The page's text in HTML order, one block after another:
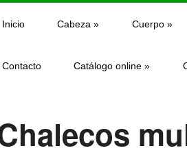
Inicio Cabeza » Cuerpo»
Contacto Catálogo online »